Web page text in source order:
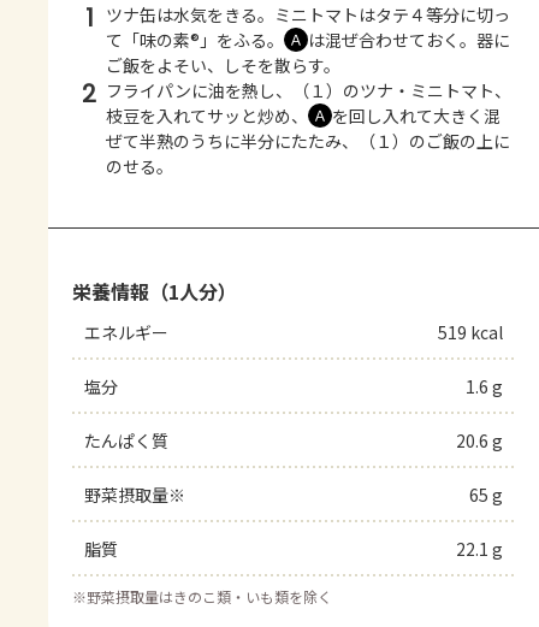
1 ツナ缶は水気をきる。ミニトマトはタテ４等分に切っ
て「味の素®」をふる。
Ａ は混ぜ合わせておく。器に
ご飯をよそい、しそを散らす。
2 フライパンに油を熱し、（１）のツナ・ミニトマト、
枝豆を入れてサッと炒め、
Ａ を回し入れて大きく混
ぜて半熟のうちに半分にたたみ、（１）のご飯の上に
のせる。
栄養情報（1人分）
エネルギー 519 kcal
塩分 1.6 g
たんぱく質 20.6 g
野菜摂取量※ 65 g
脂質 22.1 g
※野菜摂取量はきのこ類・いも類を除く